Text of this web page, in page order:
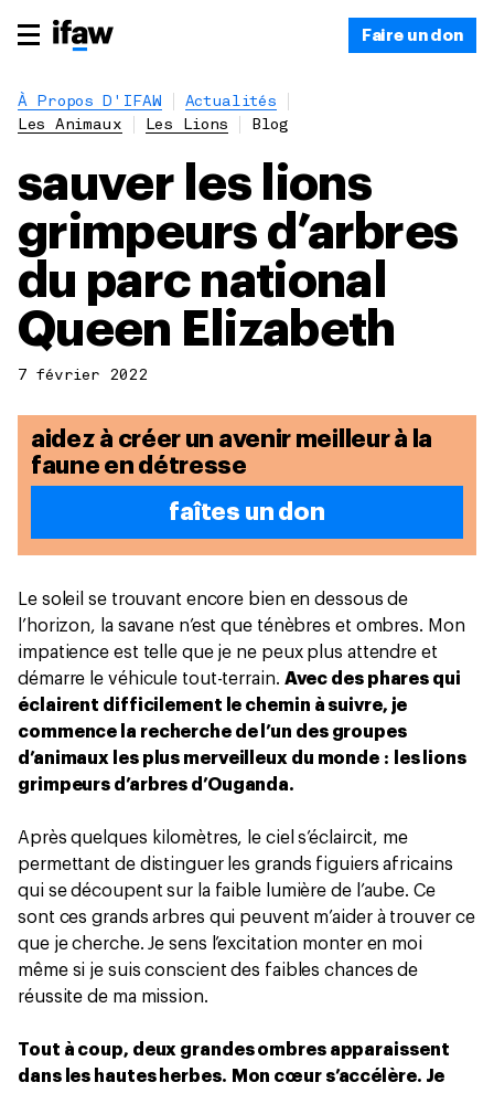
Faire un don
À Propos D'IFAW
Actualités
Les Animaux
Les Lions Blog
sauver les lions
grimpeurs d’arbres
du parc national
Queen Elizabeth
7 février 2022
aidez à créer un avenir meilleur à la
faune en détresse
faîtes un don
Le soleil se trouvant encore bien en dessous de
l’horizon, la savane n’est que ténèbres et ombres. Mon
impatience est telle que je ne peux plus attendre et
démarre le véhicule tout-terrain. Avec des phares qui
éclairent difficilement le chemin à suivre, je
commence la recherche de l’un des groupes
d’animaux les plus merveilleux du monde :
les lions
grimpeurs d’arbres d’Ouganda.
Après quelques kilomètres, le ciel s’éclaircit, me
permettant de distinguer les grands figuiers africains
qui se découpent sur la faible lumière de l’aube. Ce
sont ces grands arbres qui peuvent m’aider à trouver ce
que je cherche. Je sens l’excitation monter en moi
même si je suis conscient des faibles chances de
réussite de ma mission.
Tout à coup, deux grandes ombres apparaissent
dans les hautes herbes. Mon cœur s’accélère. Je